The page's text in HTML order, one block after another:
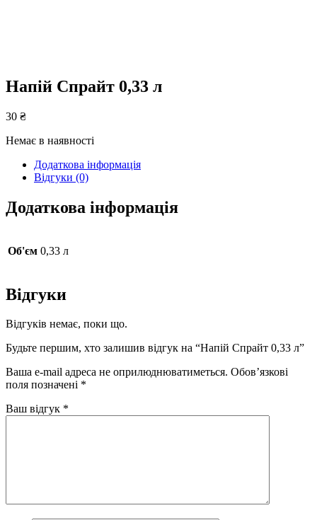
Напій Спрайт 0,33 л
30 ₴
Немає в наявності
Додаткова інформація
Відгуки (0)
Додаткова інформація
Об'єм 0,33 л
Відгуки
Відгуків немає, поки що.
Будьте першим, хто залишив відгук на “Напій Спрайт 0,33 л”
Ваша e-mail адреса не оприлюднюватиметься. Обов’язкові
поля позначені *
Ваш відгук *